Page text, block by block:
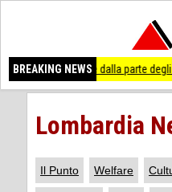
BREAKING NEWS
dalla parte degli ultimi
Lombardia
Il Punto Welfare